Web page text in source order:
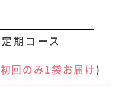
定期コース
初回のみ1袋お届け)